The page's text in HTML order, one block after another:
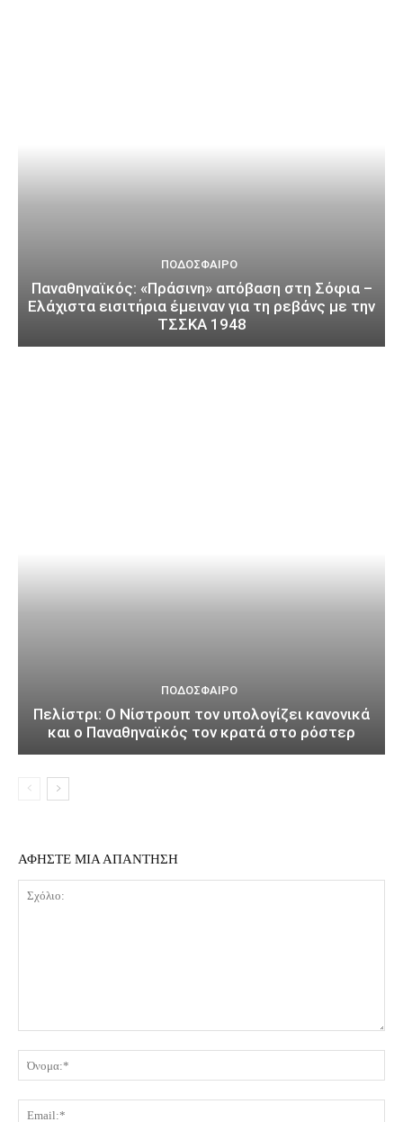
ΠΟΔΌΣΦΑΙΡΟ
Παναθηναϊκός: «Πράσινη» απόβαση στη Σόφια –
Ελάχιστα εισιτήρια έμειναν για τη ρεβάνς με την
ΤΣΣΚΑ 1948
ΠΟΔΌΣΦΑΙΡΟ
Πελίστρι: Ο Νίστρουπ τον υπολογίζει κανονικά
και ο Παναθηναϊκός τον κρατά στο ρόστερ
ΑΦΗΣΤΕ ΜΙΑ ΑΠΑΝΤΗΣΗ